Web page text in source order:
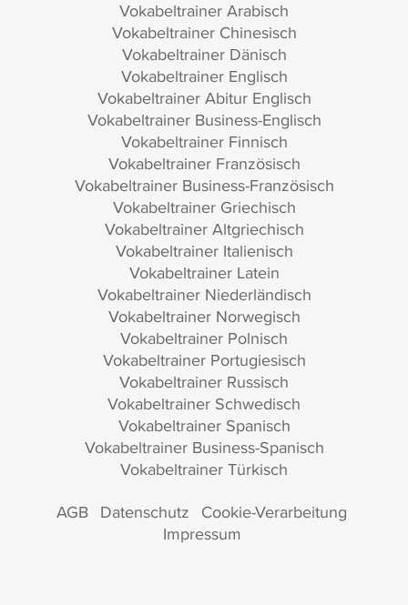
Vokabeltrainer Arabisch
Vokabeltrainer Chinesisch
Vokabeltrainer Dänisch
Vokabeltrainer Englisch
Vokabeltrainer Abitur Englisch
Vokabeltrainer Business-Englisch
Vokabeltrainer Finnisch
Vokabeltrainer Französisch
Vokabeltrainer Business-Französisch
Vokabeltrainer Griechisch
Vokabeltrainer Altgriechisch
Vokabeltrainer Italienisch
Vokabeltrainer Latein
Vokabeltrainer Niederländisch
Vokabeltrainer Norwegisch
Vokabeltrainer Polnisch
Vokabeltrainer Portugiesisch
Vokabeltrainer Russisch
Vokabeltrainer Schwedisch
Vokabeltrainer Spanisch
Vokabeltrainer Business-Spanisch
Vokabeltrainer Türkisch
AGB Datenschutz Cookie-Verarbeitung
Impressum